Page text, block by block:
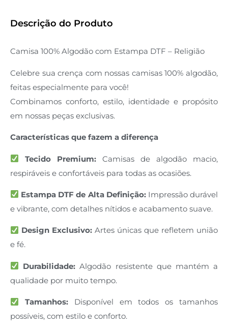
Descrição do Produto
Camisa 100% Algodão com Estampa DTF – Religião
Celebre sua crença com nossas camisas 100% algodão,
feitas especialmente para você!
Combinamos conforto, estilo, identidade e propósito
em nossas peças exclusivas.
Características que fazem a diferença
Tecido Premium: Camisas de algodão macio,
respiráveis e confortáveis para todas as ocasiões.
Estampa DTF de Alta Definição:Impressão durável
e vibrante, com detalhes nítidos e acabamento suave.
Design Exclusivo: Artes únicas que refletem união
e fé.
Durabilidade: Algodão resistente que mantém a
qualidade por muito tempo.
Tamanhos:Disponível em todos os tamanhos
possíveis, com estilo e conforto.